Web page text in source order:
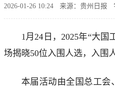
2026-01-26 10:24 来源：贵州日报
1月24日，2025年“大
场揭晓50位入围人选，入围
本届活动由全国总工会